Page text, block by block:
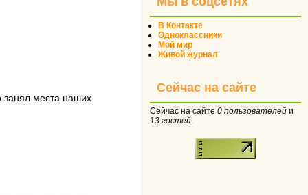
занял места наших
В Контакте
Одноклассники
Мой мир
Живой журнал
Сейчас на сайте
Сейчас на сайте 0 пользователей и
13 гостей.